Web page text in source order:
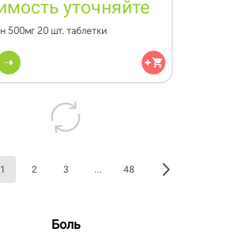
уточняйте
500мг 20 шт. таблетки
1 2 3 ... 48
Боль